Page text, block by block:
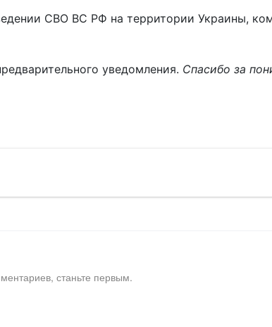
СВО ВС РФ на территории Украины,
уведомления. Спасибо за
станьте первым.